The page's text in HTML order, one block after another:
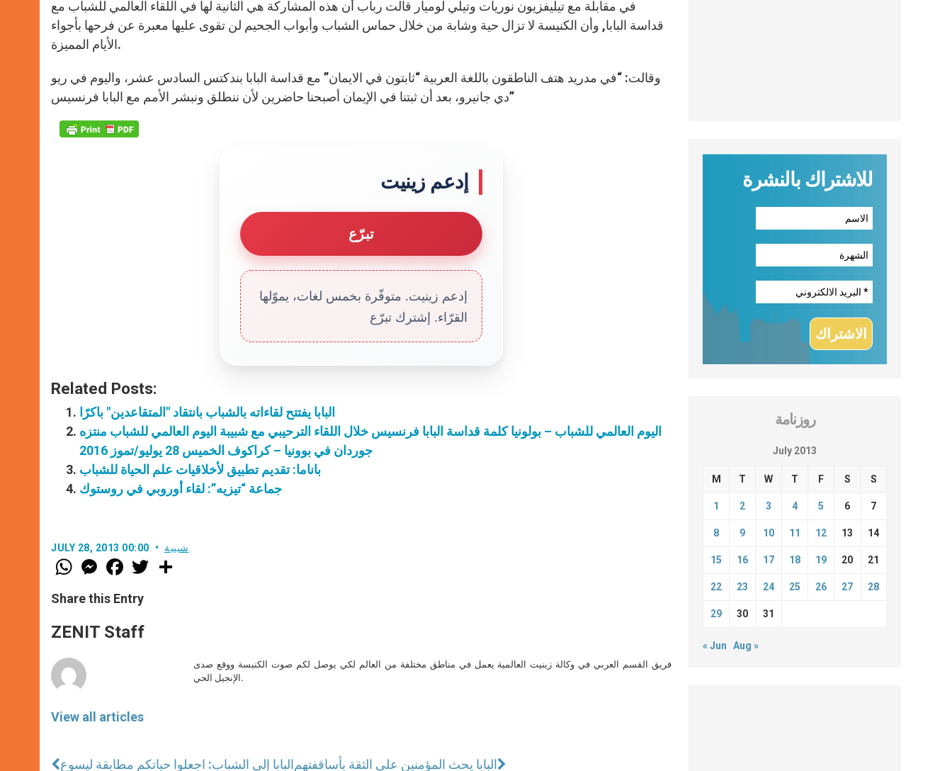
في مقابلة مع تيليفزيون نوريات وتيلي لوميار قالت رباب أن هذه المشاركة هي الثانية لها في اللقاء العالمي للشباب مع
قداسة البابا, وأن الكنيسة لا تزال حية وشابة من خلال حماس الشباب وأبواب الجحيم لن تقوى عليها معبرة عن فرحها بأجواء
الأيام المميزة.
وقالت: “في مدريد هتف الناطقون باللغة العربية “ثابتون في الايمان” مع قداسة البابا بندكتس السادس عشر، واليوم في ريو
دي جانيرو، بعد أن ثبتنا في الإيمان أصبحنا حاضرين لأن ننطلق ونبشر الأمم مع البابا فرنسيس”
إدعم زينيت
تبرّع
إدعم زينيت. متوفّرة بخمس لغات، يموّلها
القرّاء. إشترك تبرّع
Related Posts:
البابا يفتتح لقاءاته بالشباب بانتقاد "المتقاعدين" باكرًا
اليوم العالمي للشباب – بولونيا كلمة قداسة البابا فرنسيس خلال اللقاء الترحيبي مع شبيبة اليوم العالمي للشباب منتزه
جوردان في بوونيا – كراكوف الخميس 28 يوليو/تموز 2016
باناما: تقديم تطبيق لأخلاقيات علم الحياة للشباب
جماعة “تيزيه”: لقاء أوروبي في روستوك
JULY 28, 2013 00:00 شبيبة
W
h
t
s
p
p
M
e
s
e
g
e
F
a
e
b
o
k
w
Share this Entry
ZENIT Staff
View all articles
فريق القسم العربي في وكالة زينيت العالمية يعمل في مناطق مختلفة من العالم لكي يوصل لكم صوت الكنيسة ووقع صدى
الإنجيل الحي.
البابا إلى الشباب: اجعلوا حياتكم مطابقة ليسوعالبابا يحث المؤمنين على الثقة بأساقفتهم
للاشتراك بالنشرة
روزنامة
July 2013
M T W T F S S
1 2 3 4 5 6 7
8 9 10 11 12 13 14
15 16 17 18 19 20 21
22 23 24 25 26 27 28
29 30 31
« Jun Aug »